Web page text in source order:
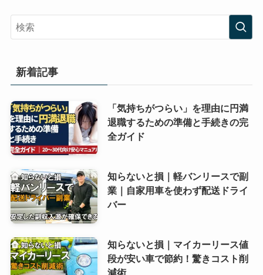
新着記事
「気持ちがつらい」を理由に円満
退職するための準備と手続きの完
全ガイド
知らないと損｜軽バンリースで副
業｜自家用車を使わず配送ドライ
バー
知らないと損｜マイカーリース値
段が安い車で節約！驚きコスト削
減術